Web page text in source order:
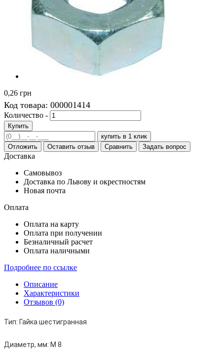
0,26 грн
Код товара: 000001414
Количество -
Купить
купить в 1 клик
Отложить
Оставить отзыв Сравнить Задать вопрос
Доставка
Самовывоз
Доставка по Львову и окрестностям
Новая почта
Оплата
Оплата на карту
Оплата при получении
Безналичный расчет
Оплата наличными
Подробнее по ссылке
Описание
Характеристики
Отзывов (0)
Тип: Гайка шестигранная
Диаметр, мм: М 8